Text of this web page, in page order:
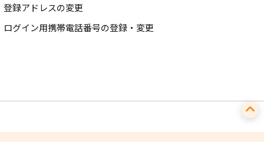
登録アドレスの変更
ログイン用携帯電話番号の登録・変更